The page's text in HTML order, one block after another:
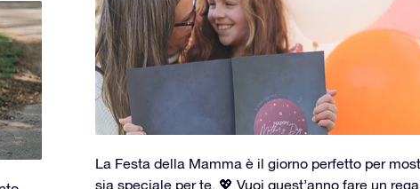
La Festa della Mamma è il giorno perfetto per
sia speciale per te. 💖 Vuoi quest’anno fare un